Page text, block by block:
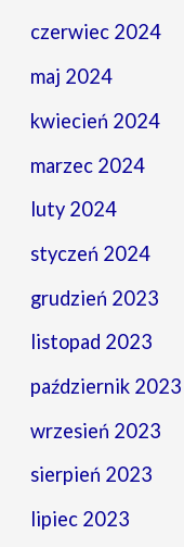
czerwiec 2024
maj 2024
kwiecień 2024
marzec 2024
luty 2024
styczeń 2024
grudzień 2023
listopad 2023
październik 2023
wrzesień 2023
sierpień 2023
lipiec 2023